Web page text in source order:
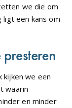
we die om
ligt een kans om
kijken we een
waarin
en minder